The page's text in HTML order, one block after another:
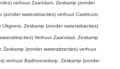
verhuur Zaandam, Zeskamp (zonder
(zonder waterattracties) verhuur Castricum,
Zeskamp (zonder waterattracties)
Verhuur Zaanstad, Zeskamp
Zeskamp (zonder waterattracties) verhuur
verhuur Badhoevedorp, Zeskamp (zonder